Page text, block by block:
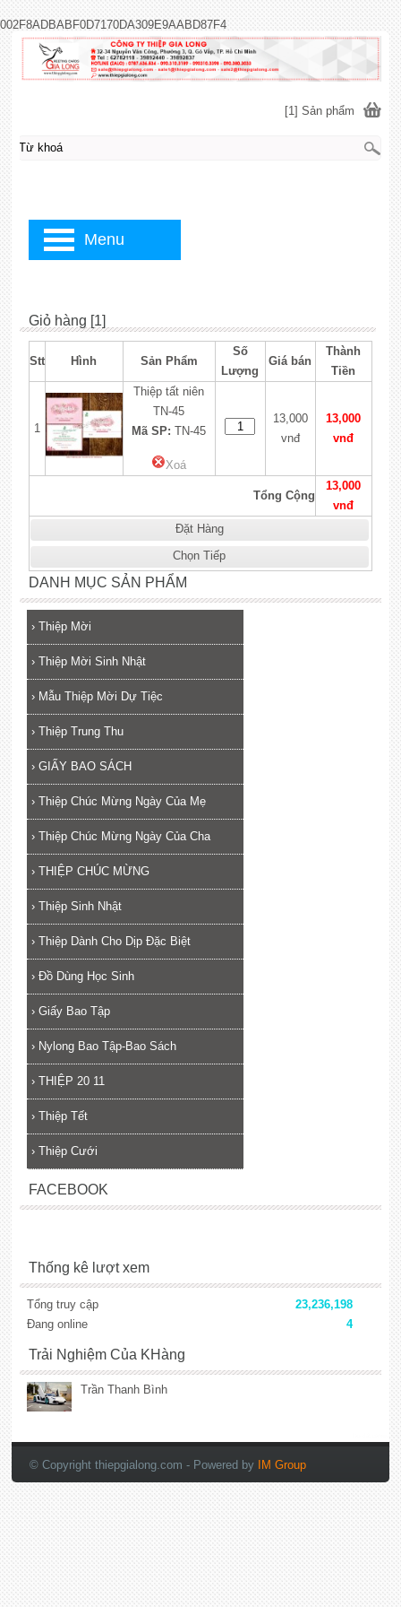
002F8ADBABF0D7170DA309E9AABD87F4
Giỏ hàng [1]
Stt Hình Sản Phẩm
Số
Lượng
Giá bán
Thành
Tiền
1
Thiệp tất niên
TN-45
Mã SP: TN-45
Xoá
13,000
vnđ
13,000
vnđ
Tổng Cộng
13,000
vnđ
Đặt Hàng
Chọn Tiếp
DANH MỤC SẢN PHẨM
› Thiệp Mời
› Thiệp Mời Sinh Nhật
› Mẫu Thiệp Mời Dự Tiệc
› Thiệp Trung Thu
› GIẤY BAO SÁCH
› Thiệp Chúc Mừng Ngày Của Mẹ
› Thiệp Chúc Mừng Ngày Của Cha
› THIỆP CHÚC MỪNG
› Thiệp Sinh Nhật
› Thiệp Dành Cho Dịp Đặc Biệt
› Đồ Dùng Học Sinh
› Giấy Bao Tập
› Nylong Bao Tập-Bao Sách
› THIỆP 20 11
› Thiệp Tết
› Thiệp Cưới
FACEBOOK
Thống kê lượt xem
Tổng truy cập
23,236,198
Đang online
4
Trải Nghiệm Của KHàng
Trần Thanh Bình
[1] Sản phẩm
Menu
© Copyright thiepgialong.com - Powered by IM Group